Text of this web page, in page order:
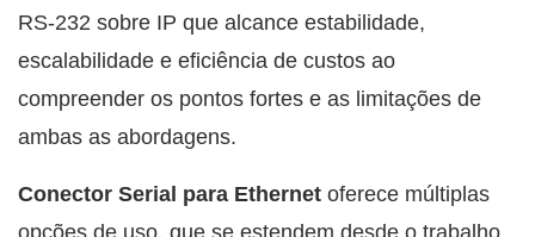
RS-232 sobre IP que alcance estabilidade,
escalabilidade e eficiência de custos ao
compreender os pontos fortes e as limitações de
ambas as abordagens.
Conector Serial para Ethernet oferece múltiplas
opções de uso, que se estendem desde o trabalho